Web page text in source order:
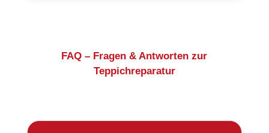
FAQ – Fragen & Antworten zur
Teppichreparatur